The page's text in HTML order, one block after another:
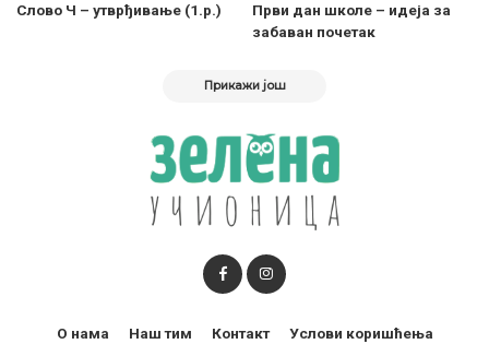
Слово Ч – утврђивање (1.р.)
Први дан школе – идеја за
забаван почетак
Прикажи још
О нама Наш тим Контакт Услови коришћења